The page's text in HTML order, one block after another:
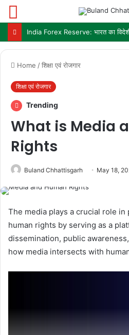
Home /शिक्षा एवं रोजगार
शिक्षा एवं रोजगार
Trending
What is Media
Rights
Buland Chhattisgarh May 18,
The media plays a crucial role
human rights by serving as a
dissemination, public awareness,
how media intersects with